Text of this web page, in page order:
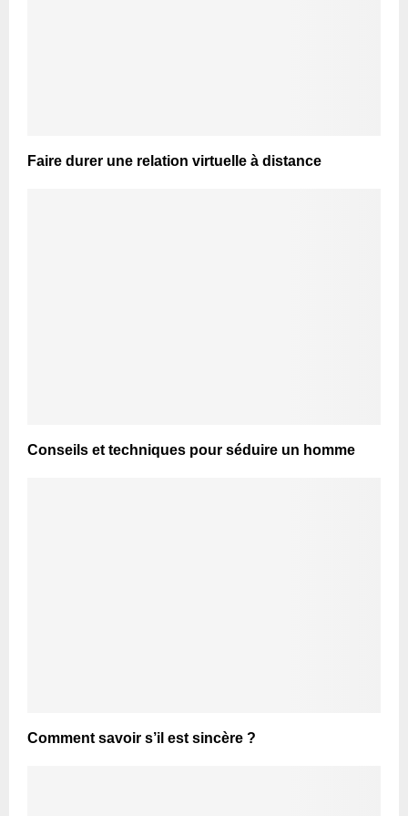
Faire durer une relation virtuelle à distance
Conseils et techniques pour séduire un homme
Comment savoir s’il est sincère ?